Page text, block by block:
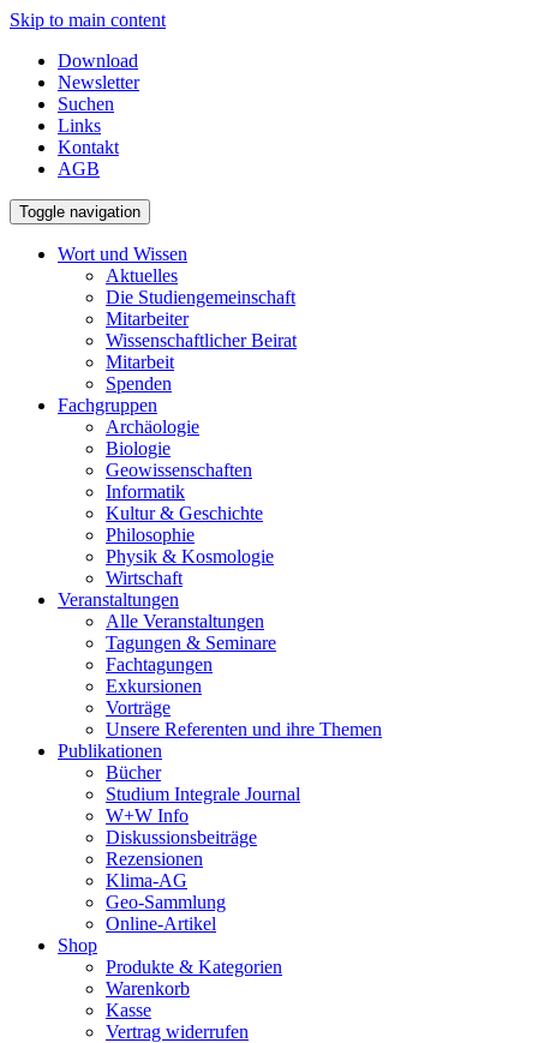
Skip to main content
Download
Newsletter
Suchen
Links
Kontakt
AGB
Toggle navigation
Wort und Wissen
Aktuelles
Die Studiengemeinschaft
Mitarbeiter
Wissenschaftlicher Beirat
Mitarbeit
Spenden
Fachgruppen
Archäologie
Biologie
Geowissenschaften
Informatik
Kultur & Geschichte
Philosophie
Physik & Kosmologie
Wirtschaft
Veranstaltungen
Alle Veranstaltungen
Tagungen & Seminare
Fachtagungen
Exkursionen
Vorträge
Unsere Referenten und ihre Themen
Publikationen
Bücher
Studium Integrale Journal
W+W Info
Diskussionsbeiträge
Rezensionen
Klima-AG
Geo-Sammlung
Online-Artikel
Shop
Produkte & Kategorien
Warenkorb
Kasse
Vertrag widerrufen